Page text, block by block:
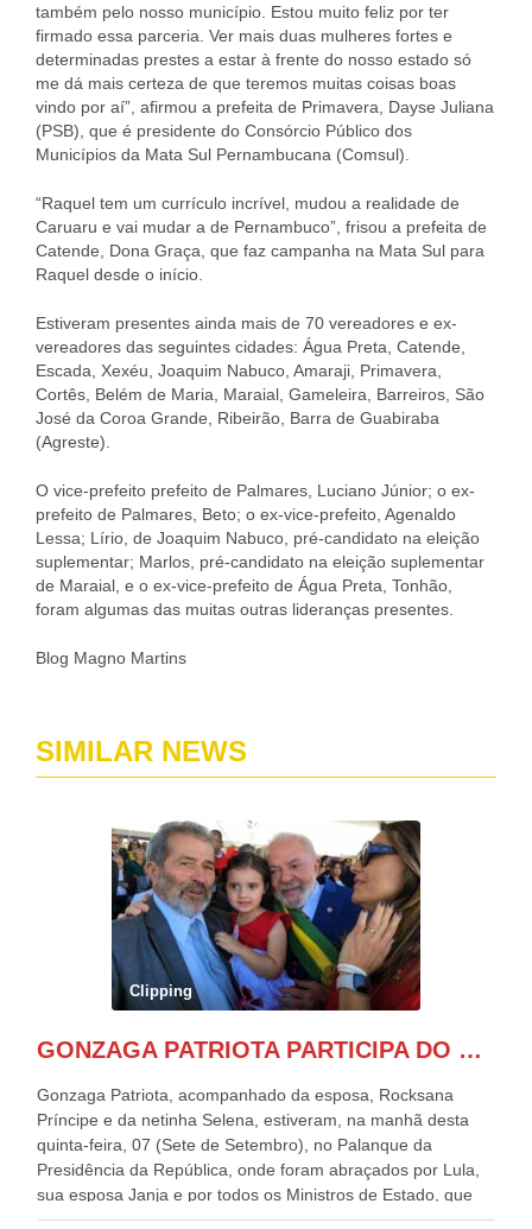
também pelo nosso município. Estou muito feliz por ter
firmado essa parceria. Ver mais duas mulheres fortes e
determinadas prestes a estar à frente do nosso estado só
me dá mais certeza de que teremos muitas coisas boas
vindo por aí”, afirmou a prefeita de Primavera, Dayse Juliana
(PSB), que é presidente do Consórcio Público dos
Municípios da Mata Sul Pernambucana (Comsul).
“Raquel tem um currículo incrível, mudou a realidade de
Caruaru e vai mudar a de Pernambuco”, frisou a prefeita de
Catende, Dona Graça, que faz campanha na Mata Sul para
Raquel desde o início.
Estiveram presentes ainda mais de 70 vereadores e ex-
vereadores das seguintes cidades: Água Preta, Catende,
Escada, Xexéu, Joaquim Nabuco, Amaraji, Primavera,
Cortês, Belém de Maria, Maraial, Gameleira, Barreiros, São
José da Coroa Grande, Ribeirão, Barra de Guabiraba
(Agreste).
O vice-prefeito prefeito de Palmares, Luciano Júnior; o ex-
prefeito de Palmares, Beto; o ex-vice-prefeito, Agenaldo
Lessa; Lírio, de Joaquim Nabuco, pré-candidato na eleição
suplementar; Marlos, pré-candidato na eleição suplementar
de Maraial, e o ex-vice-prefeito de Água Preta, Tonhão,
foram algumas das muitas outras lideranças presentes.
Blog Magno Martins
SIMILAR NEWS
Clipping
GONZAGA PATRIOTA PARTICIPA DO DESFILE DA INDEPENDÊNCIA NO PALANQUE DA PRESIDÊNCIA DA REPÚBLICA E É ABRAÇADO POR LULA E POR GERALDO ALCKMIN.
Gonzaga Patriota, acompanhado da esposa, Rocksana
Príncipe e da netinha Selena, estiveram, na manhã desta
quinta-feira, 07 (Sete de Setembro), no Palanque da
Presidência da República, onde foram abraçados por Lula,
sua esposa Janja e por todos os Ministros de Estado, que
estavam presentes, nos Desfiles da Independência da